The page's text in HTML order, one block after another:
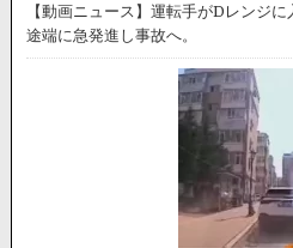
【動画ニュース】運転手がDレンジ
途端に急発進し事故へ。